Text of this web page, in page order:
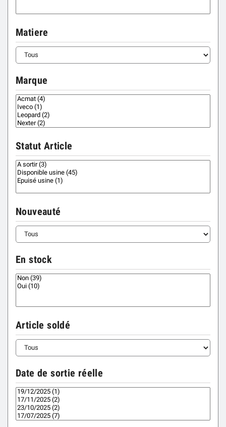
Matiere
Marque
Statut Article
Nouveauté
En stock
Article soldé
Date de sortie réelle